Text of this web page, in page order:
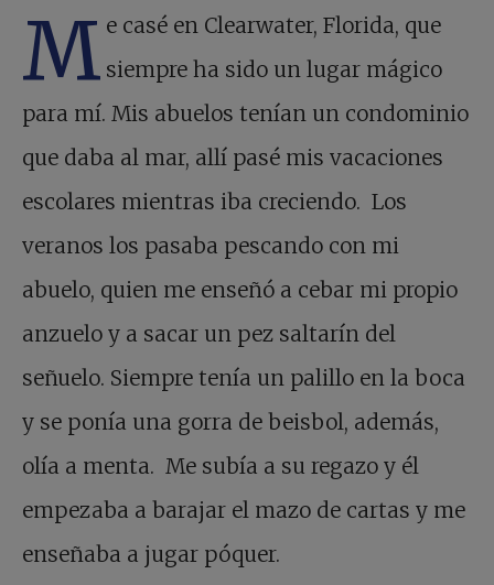
M e casé en Clearwater, Florida, que
siempre ha sido un lugar mágico
para mí. Mis abuelos tenían un condominio
que daba al mar, allí pasé mis vacaciones
escolares mientras iba creciendo. Los
veranos los pasaba pescando con mi
abuelo, quien me enseñó a cebar mi propio
anzuelo y a sacar un pez saltarín del
señuelo. Siempre tenía un palillo en la boca
y se ponía una gorra de beisbol, además,
olía a menta. Me subía a su regazo y él
empezaba a barajar el mazo de cartas y me
enseñaba a jugar póquer.